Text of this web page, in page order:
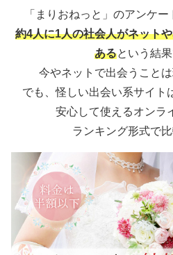
「まりおねっと」のアンケー
約4人に1人の社会人がネット
あるという結果
今やネットで出会うこと
でも、怪しい出会い系サイト
安心して使えるオンラ
ランキング形式で比